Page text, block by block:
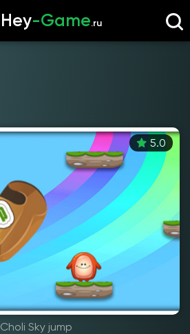
Hey-Game.ru
5.0
Choli Sky jump